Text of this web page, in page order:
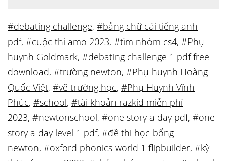
#debating challenge, #bảng chữ cái tiếng anh
pdf, #cuộc thi amo 2023, #tìm nhóm cs4, #Phụ
huynh Goldmark, #debating challenge 1 pdf free
download, #trường newton, #Phụ huynh Hoàng
Quốc Việt, #vẽ trường học, #Phụ Huynh Vĩnh
Phúc, #school, #tài khoản razkid miễn phí
2023, #newtonschool, #one story a day pdf, #one
story a day level 1 pdf, #đề thi học bổng
newton, #oxford phonics world 1 flipbuilder, #kỳ